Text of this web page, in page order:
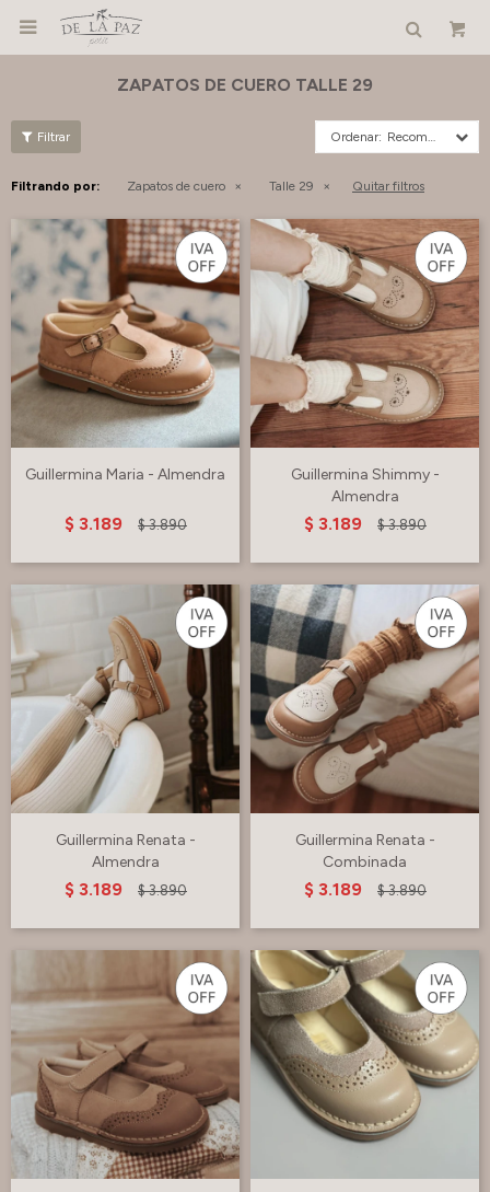

ZAPATOS DE CUERO TALLE 29
Recomendados
Filtrando por: Zapatos de cuero Talle 29 Quitar filtros
Guillermina Maria - Almendra
$ 3.189 $ 3.890
Guillermina Shimmy -
Almendra
$ 3.189 $ 3.890
Guillermina Renata -
Almendra
$ 3.189 $ 3.890
Guillermina Renata -
Combinada
$ 3.189 $ 3.890